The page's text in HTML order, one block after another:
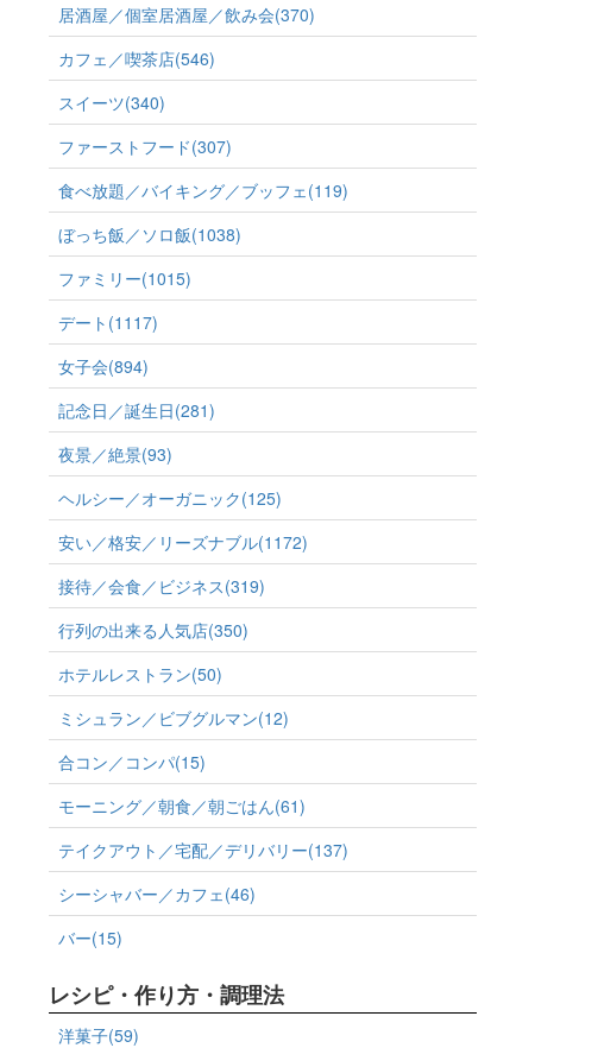
居酒屋／個室居酒屋／飲み会(370)
カフェ／喫茶店(546)
スイーツ(340)
ファーストフード(307)
食べ放題／バイキング／ブッフェ(119)
ぼっち飯／ソロ飯(1038)
ファミリー(1015)
デート(1117)
女子会(894)
記念日／誕生日(281)
夜景／絶景(93)
ヘルシー／オーガニック(125)
安い／格安／リーズナブル(1172)
接待／会食／ビジネス(319)
行列の出来る人気店(350)
ホテルレストラン(50)
ミシュラン／ビブグルマン(12)
合コン／コンパ(15)
モーニング／朝食／朝ごはん(61)
テイクアウト／宅配／デリバリー(137)
シーシャバー／カフェ(46)
バー(15)
レシピ・作り方・調理法
洋菓子(59)